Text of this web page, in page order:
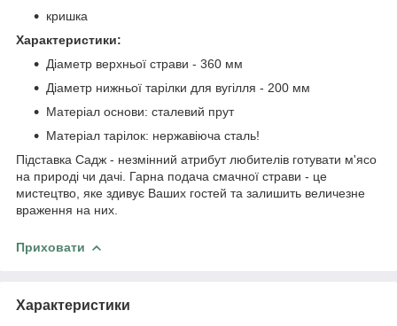
кришка
Характеристики:
Діаметр верхньої страви - 360 мм
Діаметр нижньої тарілки для вугілля - 200 мм
Матеріал основи: сталевий прут
Матеріал тарілок: нержавіюча сталь!
Підставка Садж - незмінний атрибут любителів готувати м'ясо
на природі чи дачі. Гарна подача смачної страви - це
мистецтво, яке здивує Ваших гостей та залишить величезне
враження на них.
Приховати
Характеристики